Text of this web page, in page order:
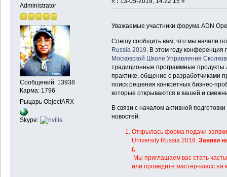
Administrator
Сообщений: 13938
Карма: 1796
Рыцарь ObjectARX
Skype:
Уважаемые участники форума ADN
Спешу сообщить вам, что мы начали
Russia 2019 . В этом году конференция
Московской Школе Управления
традиционные программные продукты
практике, общение с разработчиками
поиск решения конкретных бизнес-
которые открываются в вашей и
В связи с началом активной
новостей:
Открылась форма подачи
University Russia 2019. Заявки
г.
Мы приглашаем вас стать
или проведите мастер-класс